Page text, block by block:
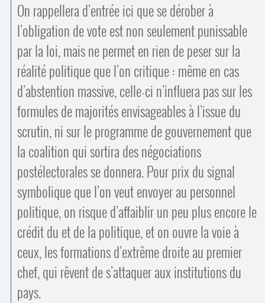
On rappellera d’entrée ici que se dérober à
l’obligation de vote est non seulement punissable
par la loi, mais ne permet en rien de peser sur la
réalité politique que l’on critique : même en cas
d’abstention massive, celle-ci n’influera pas sur les
formules de majorités envisageables à l’issue du
scrutin, ni sur le programme de gouvernement que
la coalition qui sortira des négociations
postélectorales se donnera. Pour prix du signal
symbolique que l’on veut envoyer au personnel
politique, on risque d’affaiblir un peu plus encore le
crédit du et de la politique, et on ouvre la voie à
ceux, les formations d’extrême droite au premier
chef, qui rêvent de s’attaquer aux institutions du
pays.